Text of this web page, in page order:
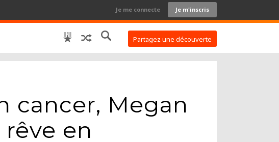
Je me connecte Je m'inscris
Partagez une découverte
cancer, Megan
en